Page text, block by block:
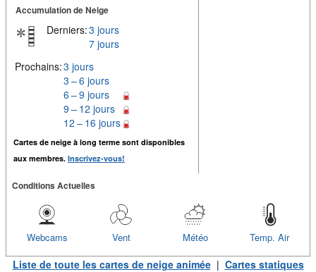
Accumulation de Neige
Derniers:3 jours
7 jours
Prochains:3 jours
3 – 6 jours
6 – 9 jours
9 – 12 jours
12 – 16 jours
Cartes de neige à long terme sont disponibles
aux membres. Inscrivez-vous!
Conditions Actuelles
Temp. Air
Météo
Vent
Webcams
Liste de toute les cartes de neige animée| Cartes statiques